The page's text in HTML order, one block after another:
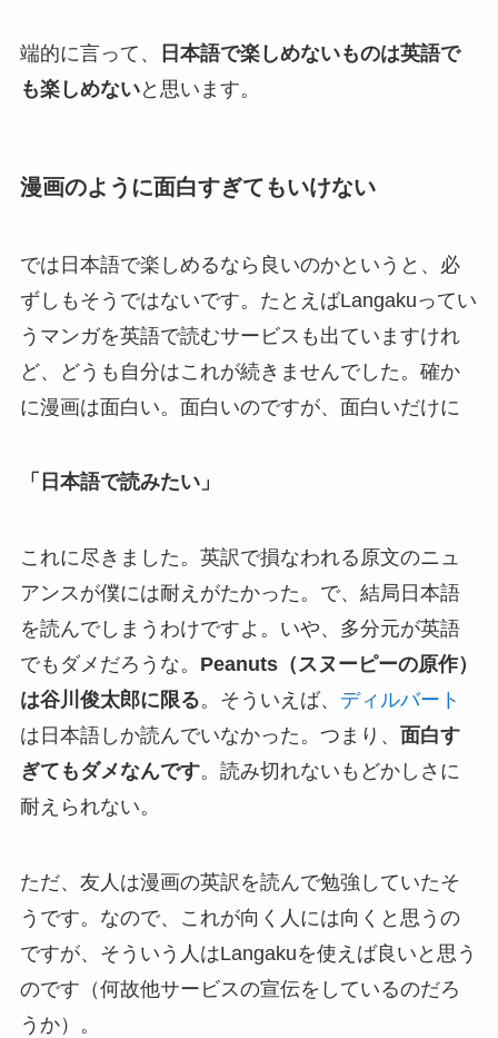
端的に言って、
日本語で楽しめないものは英語で
も楽しめないと思います。
漫画のように面白すぎてもいけない
では日本語で楽しめるなら良いのかというと、必
ずしもそうではないです。たとえばLangakuってい
うマンガを英語で読むサービスも出ていますけれ
ど、どうも自分はこれが続きませんでした。確か
に漫画は面白い。面白いのですが、面白いだけに
「日本語で読みたい」
これに尽きました。英訳で損なわれる原文のニュ
アンスが僕には耐えがたかった。で、結局日本語
を読んでしまうわけですよ。いや、多分元が英語
でもダメだろうな。 Peanuts（スヌーピーの原作）
は谷川俊太郎に限る。そういえば、 ディルバート
は日本語しか読んでいなかった。つまり、 面白す
ぎてもダメなんです。読み切れないもどかしさに
耐えられない。
ただ、友人は漫画の英訳を読んで勉強していたそ
うです。なので、これが向く人には向くと思うの
ですが、そういう人はLangakuを使えば良いと思う
のです（何故他サービスの宣伝をしているのだろ
うか）。